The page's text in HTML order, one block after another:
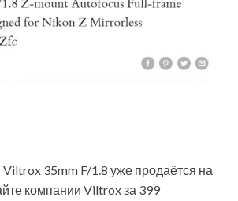
35mm F/1.8 уже продаётся на
компании Viltrox за 399